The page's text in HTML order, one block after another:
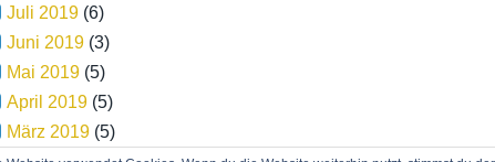
Juli 2019 (6)
Juni 2019 (3)
Mai 2019 (5)
April 2019 (5)
März 2019 (5)